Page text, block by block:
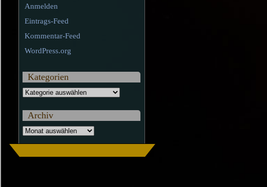
Anmelden
Eintrags-Feed
Kommentar-Feed
WordPress.org
Kategorien
Kategorien
Archiv
Archiv